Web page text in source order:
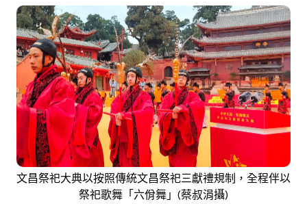
文昌祭祀大典以按照傳統文昌祭祀三獻禮規制，全程伴以
祭祀歌舞「六佾舞」(蔡叔涓攝)